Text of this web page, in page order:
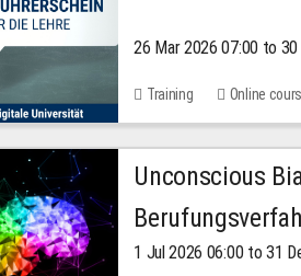
26 Mar 2026 07:00 to
Training Online
Unconscious
2026
1 Jul 2026 06:00 to 31